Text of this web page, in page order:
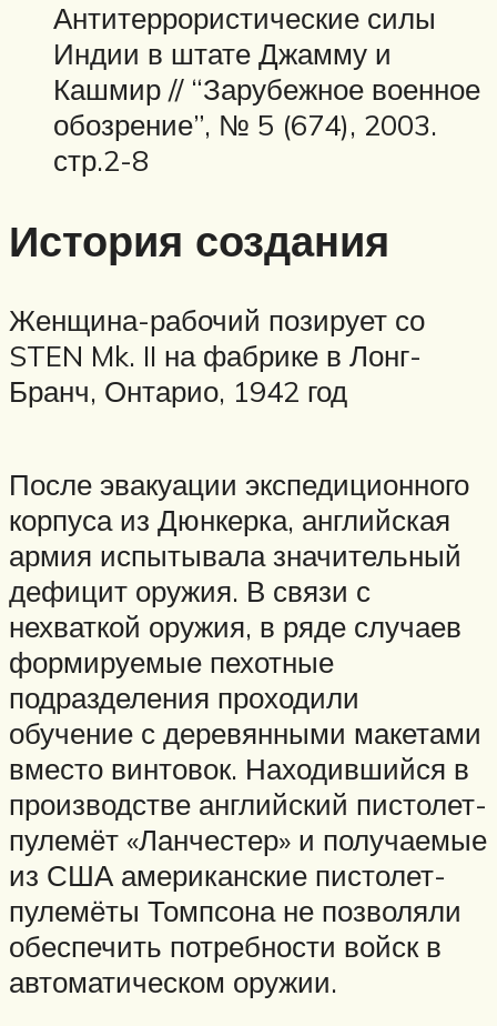
Антитеррористические силы
Индии в штате Джамму и
Кашмир // “Зарубежное военное
обозрение”, № 5 (674), 2003.
стр.2-8
История создания
Женщина-рабочий позирует со
STEN Mk. II на фабрике в Лонг-
Бранч, Онтарио, 1942 год
После эвакуации экспедиционного
корпуса из Дюнкерка, английская
армия испытывала значительный
дефицит оружия. В связи с
нехваткой оружия, в ряде случаев
формируемые пехотные
подразделения проходили
обучение с деревянными макетами
вместо винтовок. Находившийся в
производстве английский пистолет-
пулемёт «Ланчестер» и получаемые
из США американские пистолет-
пулемёты Томпсона не позволяли
обеспечить потребности войск в
автоматическом оружии.